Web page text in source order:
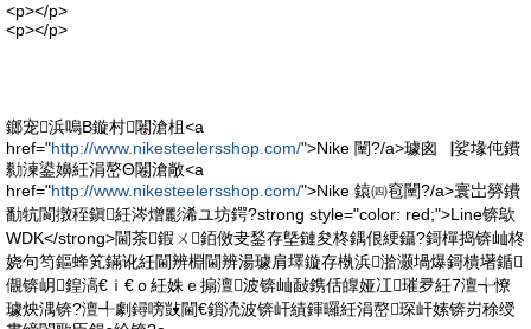
<p></p>
<p></p>
鎯宠浜嗚В鏇村闂滄柤<a
href="http://www.nikesteelersshop.com/">Nike 闉?/a>璩囪▕娑堟伅鐨
勬湅鍙嬶紝涓嶅Θ闂滄敞<a
href="http://www.nikesteelersshop.com/">Nike 鎱㈣窇闉?/a>寰岀簩鐨
勫牨閬撴秷鎭紝涔熷彲浠ユ坊鍔?strong style="color: red;">Line锛歍
WDK</strong>閫茶鍜ㄨ銆傚叏鍫存墍鏈夋柊鍝佷綆鑷?鎶樿捣锛屾柊
娆句笉鏂蜂笂鏋讹紝閫辨棩閫辨湯璩肩墿鏇存槸浜湁灏堝爆鎶樻墸鍎
儬锛岄鍠滈€ｉ€ｏ紝姝ｅ搧澶波锛屾敮鎸佸皥娅冮璀夛紝7澶╅憭
璩炴湡锛?澶╃劇鐞嗙敱閫€鎻涜波锛屽績鍕曪紝涓嶅琛屽嫊锛岃稌绶